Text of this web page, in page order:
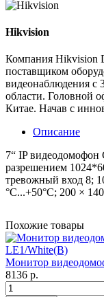
Hikvision
Компания Hikvision
поставщиком
видеонаблюдения с
области. Головной
Китае. Начав с
Описание
7“ IP
разрешением
тревожный вход 8;
°C...+50°C; 200 ×
Похожие товары
Монитор
8136 р.